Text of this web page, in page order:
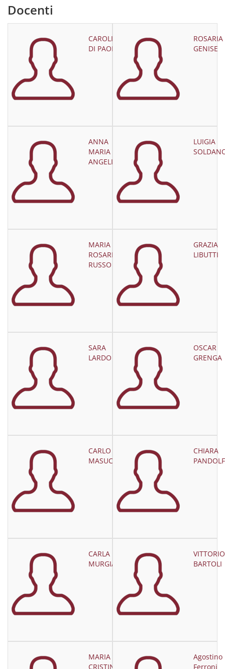
Docenti
CAROLINA
DI PAOLO
ROSARIA
GENISE
ANNA
MARIA
ANGELILLI
LUIGIA
MARIA
ROSARIA
RUSSO
GRAZIA
LIBUTTI
SARA
LARDO
OSCAR
GRENGA
CARLO
MASUCCI
CHIARA
CARLA
MURGIA
VITTORIO
BARTOLI
MARIA
CRISTINA
Agostino
Ferroni